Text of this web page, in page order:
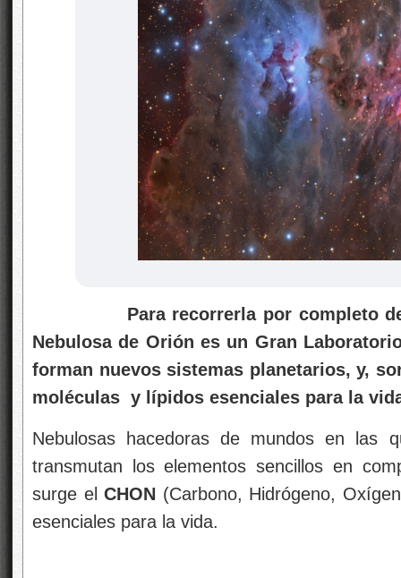
Para recorrerla por completo
Nebulosa de Orión es un Gran
forman nuevos sistemas planetarios, y,
moléculas y lípidos esenciales para la
Nebulosas hacedoras de mundos en las
transmutan los elementos sencillos en
surge elCHON (Carbono, Hidrógeno,
esenciales para la vida.